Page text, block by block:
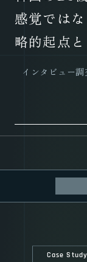
略的起点
インタビュー調
インタビュー調
Case Study